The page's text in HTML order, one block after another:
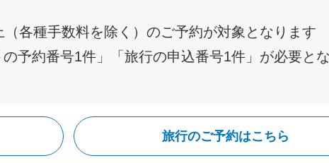
各種手数料を除く）のご予約が対象となります
予約番号1件」「旅行の申込番号1件」が必要と
旅行のご予約はこちら